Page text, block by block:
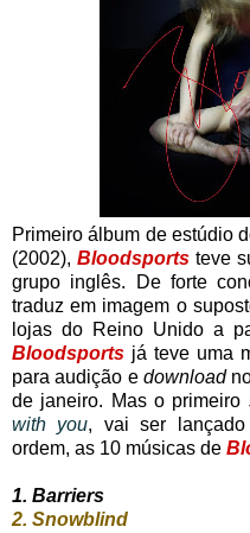
Primeiro álbum de estúdio
(2002), Bloodsports teve
grupo inglês. De forte
traduz em imagem o
lojas do Reino Unido a
Bloodsports já teve uma
para audição e download
de janeiro. Mas o primeiro
with you, vai ser lançado
ordem, as 10 músicas de
1. Barriers
2. Snowblind